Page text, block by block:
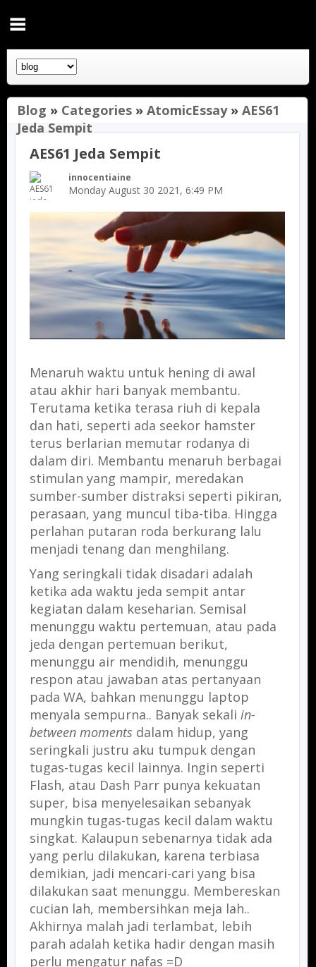
Blog » Categories » AtomicEssay» AES61
Jeda Sempit
AES61 Jeda Sempit
innocentiaine
Monday August 30 2021, 6:49 PM
Menaruh waktu untuk hening di awal
atau akhir hari banyak membantu.
Terutama ketika terasa riuh di kepala
dan hati, seperti ada seekor hamster
terus berlarian memutar rodanya di
dalam diri. Membantu menaruh berbagai
stimulan yang mampir, meredakan
sumber-sumber distraksi seperti pikiran,
perasaan, yang muncul tiba-tiba. Hingga
perlahan putaran roda berkurang lalu
menjadi tenang dan menghilang.
Yang seringkali tidak disadari adalah
ketika ada waktu jeda sempit antar
kegiatan dalam keseharian. Semisal
menunggu waktu pertemuan, atau pada
jeda dengan pertemuan berikut,
menunggu air mendidih, menunggu
respon atau jawaban atas pertanyaan
pada WA, bahkan menunggu laptop
menyala sempurna.. Banyak sekali in-
between moments dalam hidup, yang
seringkali justru aku tumpuk dengan
tugas-tugas kecil lainnya. Ingin seperti
Flash, atau Dash Parr punya kekuatan
super, bisa menyelesaikan sebanyak
mungkin tugas-tugas kecil dalam waktu
singkat. Kalaupun sebenarnya tidak ada
yang perlu dilakukan, karena terbiasa
demikian, jadi mencari-cari yang bisa
dilakukan saat menunggu. Membereskan
cucian lah, membersihkan meja lah..
Akhirnya malah jadi terlambat, lebih
parah adalah ketika hadir dengan masih
perlu mengatur nafas =D